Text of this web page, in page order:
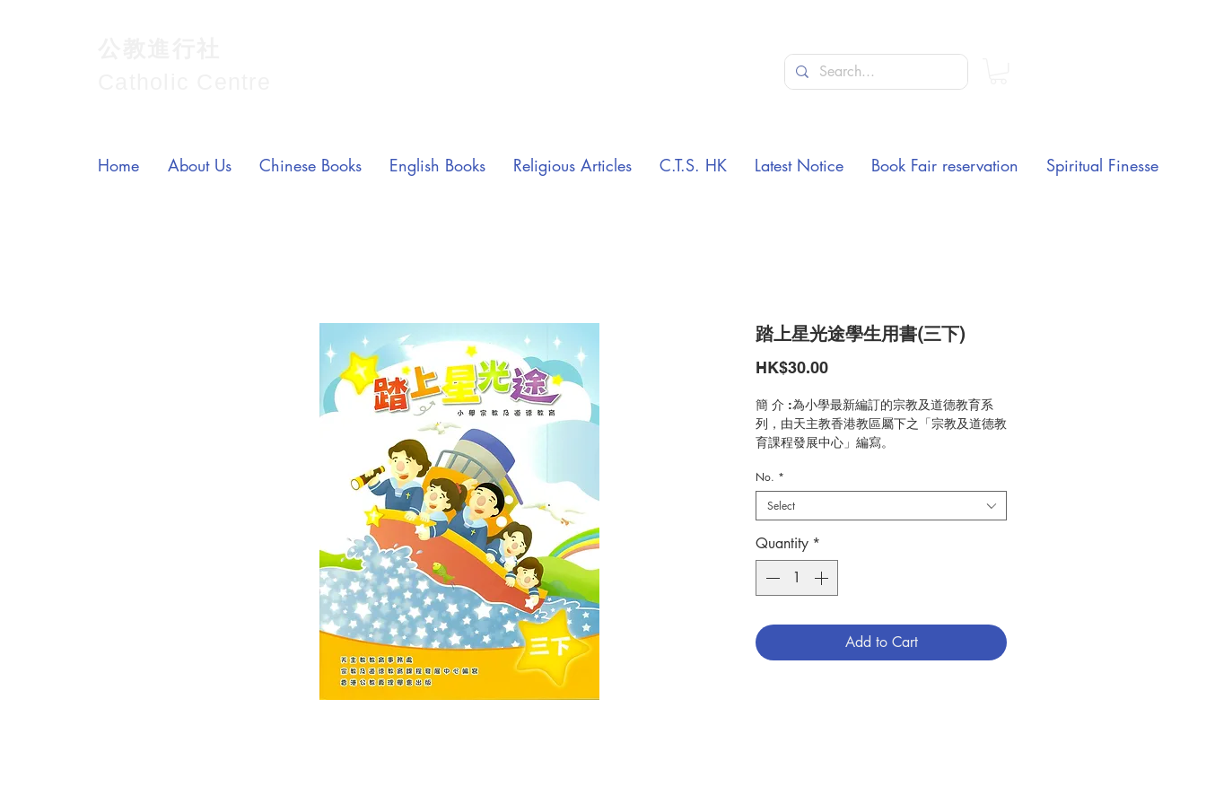
踏上星光途學生用書(三下)
HK$30.00Price
簡 介 :為小學最新編訂的宗教及道德教育系
列，由天主教香港教區屬下之「宗教及道德教
育課程發展中心」編寫。
作 者 :宗教及道德教育課程發展中心
頁 數 :44
分 類 :小學宗教及道德教育
ISBN:9789888150236
No. 3056009216
No. *
Select
Quantity *
Add to Cart
Home About Us Chinese Books English Books Religious Articles C.T.S. HK Latest Notice Book Fair reservation Spiritual Finesse